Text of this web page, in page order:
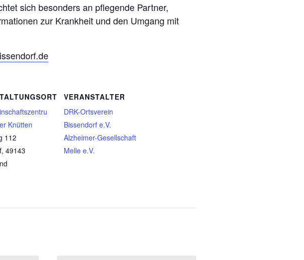
sich besonders an pflegende Partner,
zur Krankheit und den Umgang mit
Knütten
112
, 49143
VERANSTALTER
DRK-Ortsverein
Bissendorf e.V.
Alzheimer-Gesellschaft
Melle e.V.